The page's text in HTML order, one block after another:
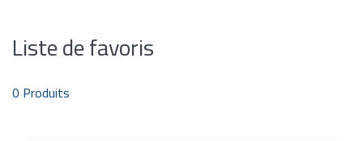
Liste de favoris
0 Produits